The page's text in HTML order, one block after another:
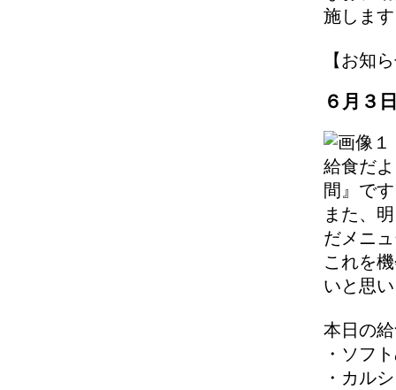
施しま
【お知
６月３
給食だ
間』で
また、
だメニ
これを
いと思
本日の
・ソフ
・カル